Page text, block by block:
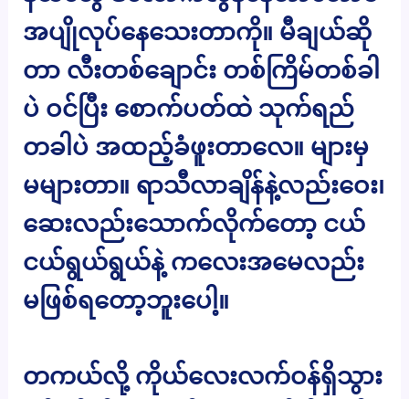
အပျိုလုပ်နေသေးတာကို။ မီချယ်ဆို
တာ လီးတစ်ချောင်း တစ်ကြိမ်တစ်ခါ
ပဲ ဝင်ပြီး စောက်ပတ်ထဲ သုက်ရည်
တခါပဲ အထည့်ခံဖူးတာလေ။ များမှ
မများတာ။ ရာသီလာချိန်နဲ့လည်းဝေး၊
ဆေးလည်းသောက်လိုက်တော့ ငယ်
ငယ်ရွယ်ရွယ်နဲ့ ကလေးအမေလည်း
မဖြစ်ရတော့ဘူးပေါ့။
တကယ်လို့ ကိုယ်လေးလက်ဝန်ရှိသွား